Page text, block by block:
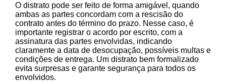
O distrato pode ser feito de forma amigável, quando
ambas as partes concordam com a rescisão do
contrato antes do término do prazo. Nesse caso, é
importante registrar o acordo por escrito, com a
assinatura das partes envolvidas, indicando
claramente a data de desocupação, possíveis multas e
condições de entrega. Um distrato bem formalizado
evita surpresas e garante segurança para todos os
envolvidos.